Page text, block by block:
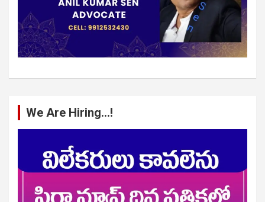
We Are Hiring…!